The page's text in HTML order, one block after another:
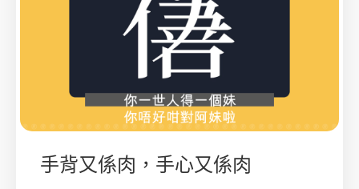
手背又係肉，手心又係肉